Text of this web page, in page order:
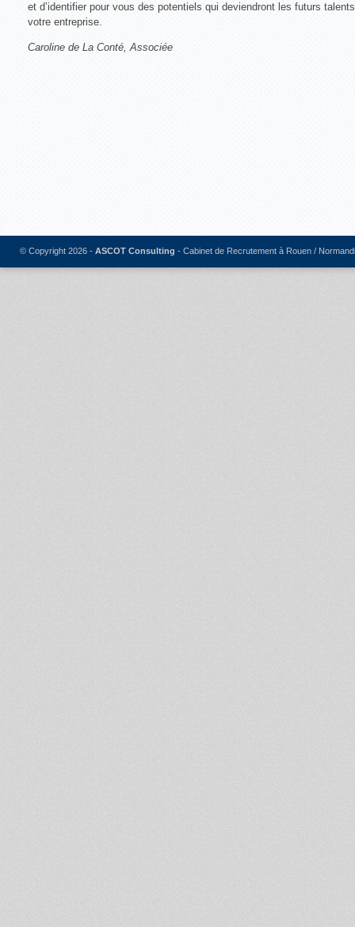
et d’identifier pour vous des potentiels qui deviendront les futurs
votre entreprise.
Caroline de La Conté, Associée
© Copyright 2026 - ASCOT Consulting - Cabinet de Recrutement à Rouen /